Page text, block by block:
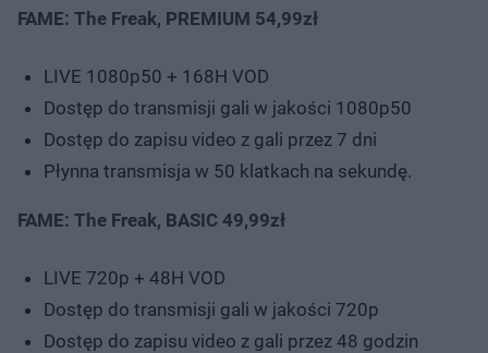
FAME: The Freak, PREMIUM 54,99zł
LIVE 1080p50 + 168H VOD
Dostęp do transmisji gali w jakości 1080p50
Dostęp do zapisu video z gali przez 7 dni
Płynna transmisja w 50 klatkach na sekundę.
FAME: The Freak, BASIC 49,99zł
LIVE 720p + 48H VOD
Dostęp do transmisji gali w jakości 720p
Dostęp do zapisu video z gali przez 48 godzin